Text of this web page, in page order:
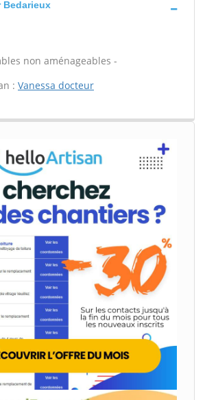
Bedarieux
non aménageables -
: Vanessa docteur